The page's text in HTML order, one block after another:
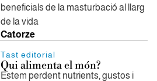
beneficials de la masturbació al llarg
de la vida
Catorze
Tast editorial
Qui alimenta el món?
Estem perdent nutrients, gustos i